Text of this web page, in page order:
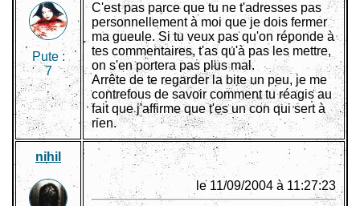
Pute :
7
C'est pas parce que tu ne t'adresses pas
personnellement à moi que je dois fermer
ma gueule. Si tu veux pas qu'on réponde à
tes commentaires, t'as qu'à pas les mettre,
on s'en portera pas plus mal.
Arrête de te regarder la bite un peu, je me
contrefous de savoir comment tu réagis au
fait que j'affirme que t'es un con qui sert à
rien.
nihil
le 11/09/2004 à 11:27:23